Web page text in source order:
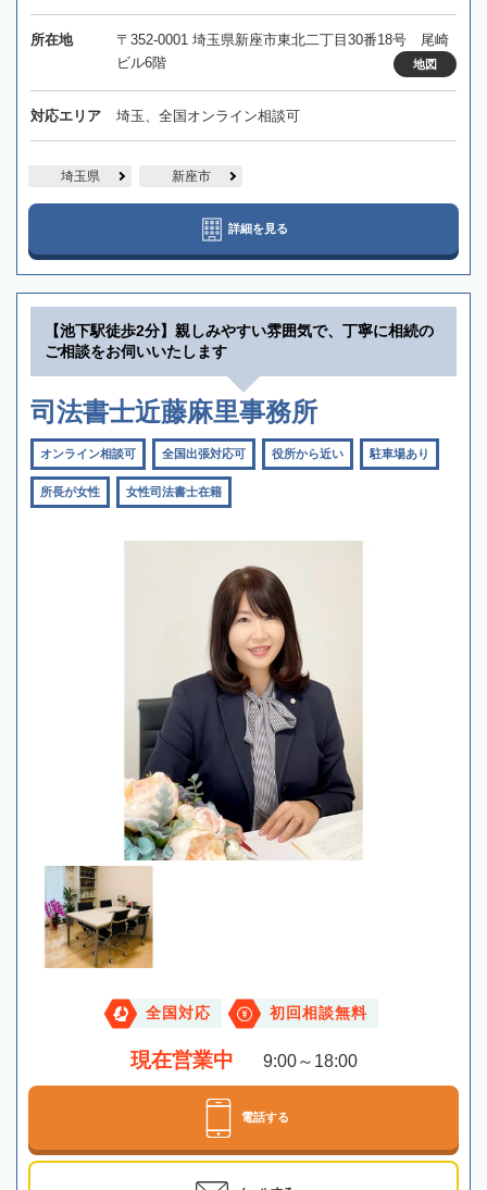
所在地
〒352-0001 埼玉県新座市東北二丁目30番18号 尾崎
ビル6階
地図
対応エリア 埼玉、全国オンライン相談可
埼玉県 新座市
詳細を見る
【池下駅徒歩2分】親しみやすい雰囲気で、丁寧に相続の
ご相談をお伺いいたします
司法書士近藤麻里事務所
オンライン相談可 全国出張対応可 役所から近い 駐車場あり
所長が女性 女性司法書士在籍
全国対応 初回相談無料
現在営業中 9:00～18:00
電話する